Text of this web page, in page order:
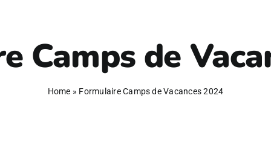
Camps de
Home » Formulaire Camps de Vacances 2024